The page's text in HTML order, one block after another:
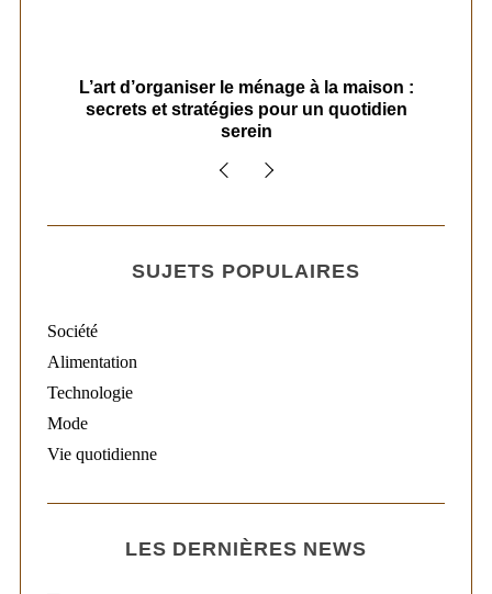
L’art d’organiser le ménage à la maison :
secrets et stratégies pour un quotidien
serein
SUJETS POPULAIRES
Société
Alimentation
Technologie
Mode
Vie quotidienne
LES DERNIÈRES NEWS